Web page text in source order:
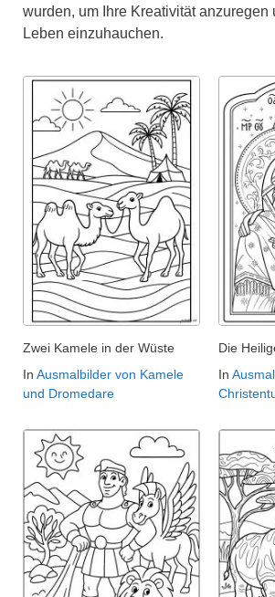
wurden, um Ihre Kreativität anzuregen
Leben einzuhauchen.
Zwei Kamele in der Wüste
In Ausmalbilder von Kamele
und Dromedare
Die
In